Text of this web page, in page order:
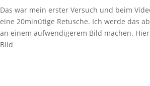
Das war mein erster Versuch und beim
eine 20minütige Retusche. Ich werde das
an einem aufwendigerem Bild machen.
Bild